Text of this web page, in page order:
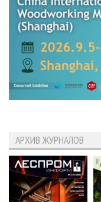
АРХИВ ЖУРНАЛОВ